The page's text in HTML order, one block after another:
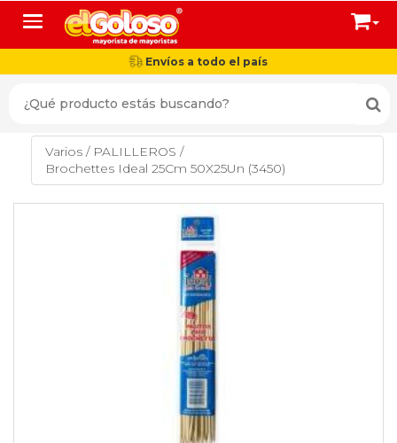
Toggle navigation
Envíos a todo el país
Varios / PALILLEROS /
Brochettes Ideal 25Cm 50X25Un (3450)